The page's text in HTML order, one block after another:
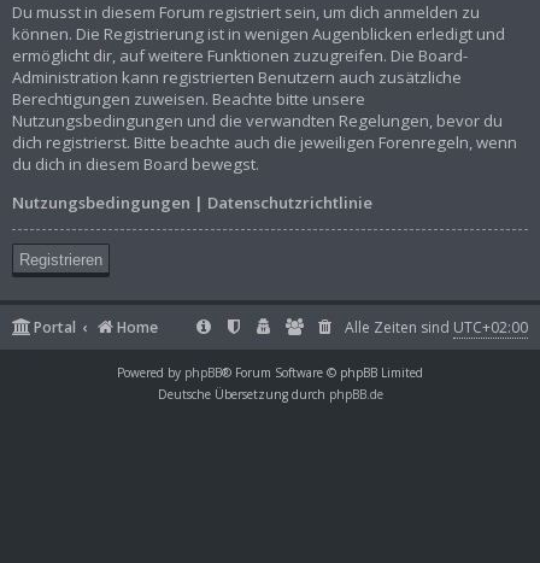
Du musst in diesem Forum registriert sein, um dich anmelden zu
können. Die Registrierung ist in wenigen Augenblicken erledigt und
ermöglicht dir, auf weitere Funktionen zuzugreifen. Die Board-
Administration kann registrierten Benutzern auch zusätzliche
Berechtigungen zuweisen. Beachte bitte unsere
Nutzungsbedingungen und die verwandten Regelungen, bevor du
dich registrierst. Bitte beachte auch die jeweiligen Forenregeln, wenn
du dich in diesem Board bewegst.
Nutzungsbedingungen | Datenschutzrichtlinie
Registrieren
Portal Home Alle Zeiten sind UTC+02:00
Powered by phpBB® Forum Software © phpBB Limited
Deutsche Übersetzung durch phpBB.de